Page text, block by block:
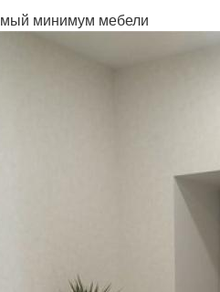
минимум мебели